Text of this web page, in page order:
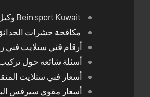
Bein sport Kuwait وكيل بي ان سبورت المنطقة العاشرة
مكافحة حشرات
أرقام فني ستلايت
أسئلة شائعة حول
أسعار فني ستلايت
أسعار مقوي سيرفس